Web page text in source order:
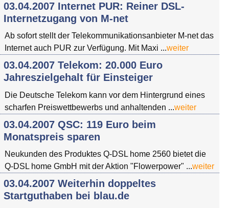
03.04.2007 Internet PUR: Reiner DSL-
Internetzugang von M-net
Ab sofort stellt der Telekommunikationsanbieter M-net das
Internet auch PUR zur Verfügung. Mit Maxi ...weiter
03.04.2007 Telekom: 20.000 Euro
Jahreszielgehalt für Einsteiger
Die Deutsche Telekom kann vor dem Hintergrund eines
scharfen Preiswettbewerbs und anhaltenden ...weiter
03.04.2007 QSC: 119 Euro beim
Monatspreis sparen
Neukunden des Produktes Q-DSL home 2560 bietet die
Q-DSL home GmbH mit der Aktion "Flowerpower" ...weiter
03.04.2007 Weiterhin doppeltes
Startguthaben bei blau.de